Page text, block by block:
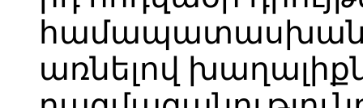
համապատասխան,
առնելով